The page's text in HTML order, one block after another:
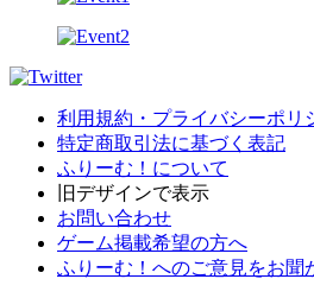
利用規約・プライバシーポリ
特定商取引法に基づく表記
ふりーむ！について
旧デザインで表示
お問い合わせ
ゲーム掲載希望の方へ
ふりーむ！へのご意見をお聞